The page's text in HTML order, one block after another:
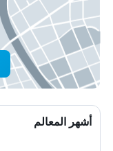
أشهر المعالم